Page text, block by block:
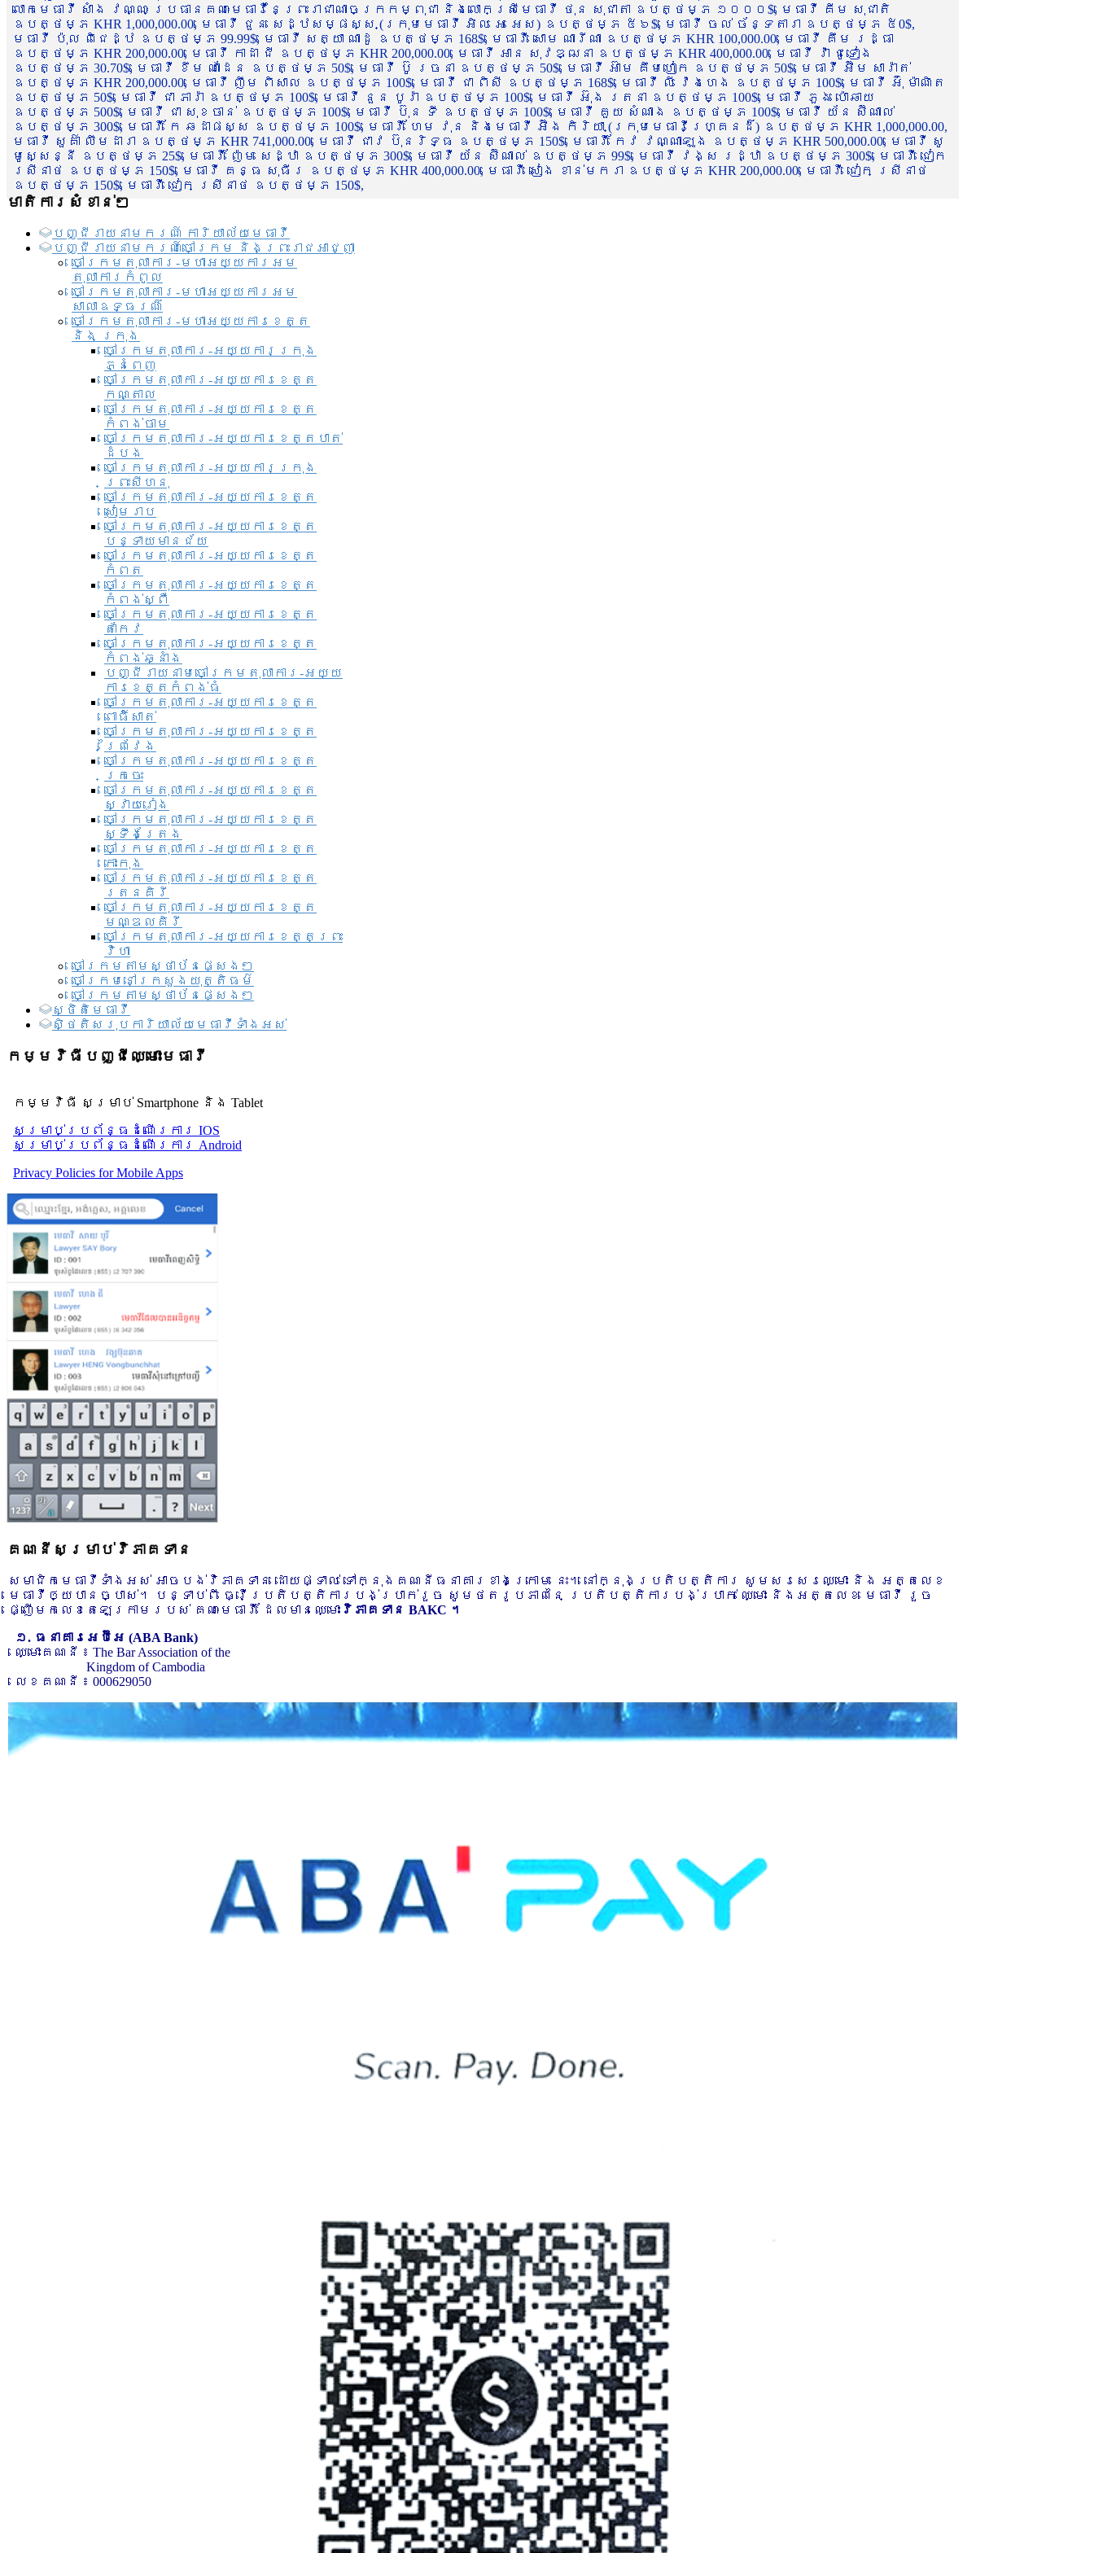
លោកមេធាវី សាំង វណ្ណៈ ប្រធានគណៈមេធាវីនៃព្រះរាជាណាចក្រកម្ពុជា និងលោកស្រីមេធាវី ថុន សុជាតា ឧបត្ថម្ភ ១០០០$, មេធាវី គីម សុជាតិ
ឧបត្ថម្ភ KHR 1,000,000.00, មេធាវី ជួន សេដ្ឋសម្ផស្ស (ក្រុមមេធាវី អិល អេ អេស) ឧបត្ថម្ភ ៥៦$, មេធាវី ចល់ ច័ន្ទតារា ឧបត្ថម្ភ ៥0$,
មេធាវី ប៉ុល ពិជេដ្ឋ ឧបត្ថម្ភ 99.99$, មេធាវី សត្យា ណាដូ ឧបត្ថម្ភ 168$, មេធាវី សោម ណារីណា ឧបត្ថម្ភ KHR 100,000.00, មេធាវី គឹម រដ្ធា
ឧបត្ថម្ភ KHR 200,000.00, មេធាវី កាដា ជី ឧបត្ថម្ភ KHR 200,000.00, មេធាវី អាន សុវឌ្ឍនា ឧបត្ថម្ភ KHR 400,000.00, មេធាវី វ៉ា ជូទៀង
ឧបត្ថម្ភ 30.70$, មេធាវី ខឹម ណាដែន ឧបត្ថម្ភ 50$, មេធាវី ប៊ូ រចនា ឧបត្ថម្ភ 50$, មេធាវី អ៊ាម គឹមហៀក ឧបត្ថម្ភ 50$, មេធាវី អ៊ឹម សារ៉ាត់
ឧបត្ថម្ភ KHR 200,000.00, មេធាវី ញឹម ពិសាល ឧបត្ថម្ភ 100$, មេធាវី ជា ពិសី ឧបត្ថម្ភ 168$, មេធាវី លី វ៉េងហេង ឧបត្ថម្ភ 100$, មេធាវី អ៊ុំ ម៉ាណិត
ឧបត្ថម្ភ 50$, មេធាវី ជា ភារ៉ា ឧបត្ថម្ភ 100$, មេធាវី នួន បូរ៉ា ឧបត្ថម្ភ 100$, មេធាវី អ៊ុង រតនា ឧបត្ថម្ភ 100$, មេធាវី ភួង ប៉ោឆាយ
ឧបត្ថម្ភ 500$, មេធាវី ជា សុខចាន់ ឧបត្ថម្ភ 100$, មេធាវី ប៊ុន ទី ឧបត្ថម្ភ 100$, មេធាវី គួយ សំណាង ឧបត្ថម្ភ 100$, មេធាវី យ័ន ស៊ីណាល់
ឧបត្ថម្ភ 300$, មេធាវី កែ ឆដាផស្ស ឧបត្ថម្ភ 100$, មេធាវី ហែម វុន និងមេធាវី អ៊ឹង កិរិយា (ក្រុមមេធាវីហ្គ្រេនដ៏) ឧបត្ថម្ភ KHR 1,000,000.00,
មេធាវី សួគ៌ា លឹមដារា ឧបត្ថម្ភ KHR 741,000.00, មេធាវី ជាវ ប៊ុនរិទ្ធ ឧបត្ថម្ភ 150$, មេធាវី កែវ វណ្ណាឡុង ឧបត្ថម្ភ KHR 500,000.00, មេធាវី សូ
មូសេ្សន្នី ឧបត្ថម្ភ 25$, មេធាវី ញ៉ែម សេដ្ឋា ឧបត្ថម្ភ 300$, មេធាវី យ័ន ស៊ីណាល់ ឧបត្ថម្ភ 99$, មេធាវី វង្ស រដ្ឋា ឧបត្ថម្ភ 300$, មេធាវី ជៀក
ស្រីនាថ ឧបត្ថម្ភ 150$, មេធាវី គន្ធ សុធីរ ឧបត្ថម្ភ KHR 400,000.00, មេធាវី សៀង ខាន់មករា ឧបត្ថម្ភ KHR 200,000.00, មេធាវី ជៀក ស្រីនាថ
ឧបត្ថម្ភ 150$, មេធាវី ជៀក ស្រីនាថ ឧបត្ថម្ភ 150$,
មាតិការសំខាន់ៗ
បញ្ជី​រាយ​នាមករណ៍ ការិយាល័យ​មេធាវី​
បញ្ជី​រាយ​នាមករណ៍​ចៅក្រម និងព្រះរាជអាជ្ញា
ចៅក្រមតុលាការ-មហាអយ្យការអម
តុលាការកំពូល
ចៅក្រមតុលាការ-មហាអយ្យការអម
សាលាឧទ្ធរណ៏
ចៅក្រមតុលាការ-មហាអយ្យការខេត្ត
និង ក្រុង
ចៅក្រមតុលាការ-អយ្យការក្រុង
ភ្នំពេញ
ចៅក្រមតុលាការ-អយ្យការខេត្ត
កណ្តាល
ចៅក្រមតុលាការ-អយ្យការខេត្ត
កំពង់ចាម
ចៅក្រមតុលាការ-អយ្យការខេត្តបាត់
ដំបង
ចៅក្រមតុលាការ-អយ្យការ​ក្រុង
ព្រះសីហនុ
ចៅក្រមតុលាការ-អយ្យការខេត្ត
សៀមរាប
ចៅក្រមតុលាការ-អយ្យការខេត្ត
បន្ទាយមានជ័យ
ចៅក្រមតុលាការ-អយ្យការខេត្ត
កំពត
ចៅក្រមតុលាការ-អយ្យការខេត្ត
កំពង់ស្ពឺ
ចៅក្រមតុលាការ-អយ្យការខេត្ត
តាកែវ
ចៅក្រមតុលាការ-អយ្យការខេត្ត
កំពង់ឆ្នាំង
បញ្ជីរាយនាមចៅក្រមតុលាការ-អយ្យ
ការខេត្តកំពង់ធំ
ចៅក្រមតុលាការ-អយ្យការខេត្ត
ពោធិ៍សាត់
ចៅក្រមតុលាការ-អយ្យការខេត្ត
ព្រៃវែង
ចៅក្រមតុលាការ-អយ្យការខេត្ត
ក្រចេះ
ចៅក្រមតុលាការ-អយ្យការខេត្ត
ស្វាយរៀង
ចៅក្រមតុលាការ-អយ្យការខេត្ត
ស្ទឹងត្រែង
ចៅក្រមតុលាការ-អយ្យការខេត្ត
កោះកុង
ចៅក្រមតុលាការ-អយ្យការខេត្ត
រតនគិរី
ចៅក្រមតុលាការ-អយ្យការខេត្ត
មណ្ឌលគិរី
ចៅក្រមតុលាការ-អយ្យការខេត្តព្រះ
វិហា
ចៅក្រមតាមស្ថាប័នផ្សេងៗ
ចៅក្រមនៅក្រសួងយុត្តិធម៌
ចៅក្រមតាមស្ថាប័នផ្សេងៗ
ស្ថិតិមេធាវី
សិ្ថតិសរុបការិយាល័យមេធាវីទាំងអស់​
កម្មវិធីបញ្ជីឈ្មោះមេធាវី
កម្មវិធី សម្រាប់ Smartphone និង Tablet
សម្រាប់​ប្រព័ន្ធដំណើរការ IOS
សម្រាប់​ប្រព័ន្ធដំណើរការ Android
Privacy Policies for Mobile Apps
គណនីសម្រាប់វិភាគទាន
សមាជិកមេធាវីទាំងអស់ អាចបង់វិភាគទាន ដោយផ្ទាល់ ទៅក្នុងគណនីធនាគារខាងក្រោម នេះ។ នៅក្នុងប្រតិបត្តិការ សូមសរសេរឈ្មោះ និង អត្តលេខ
មេធាវីឲ្យបានច្បាស់។ បន្ទាប់ពី ធ្វើប្រតិបត្តិការបង់ប្រាក់រួច សូមថតរូបភាពនៃ ប្រតិបត្តិការបង់ប្រាក់ ឈ្មោះ និងអត្តលេខ មេធាវី រួច
ផ្ញើមកលេខតេឡេក្រាមរបស់ គណៈមេធាវី ដែលមានឈ្មោះ វិភាគទាន BAKC ។
១. ធនាគារអេប៊ីអេ (ABA Bank)
ឈ្មោះគណនី ៖ The Bar Association of the
Kingdom of Cambodia
លេខគណនី ៖ 000629050